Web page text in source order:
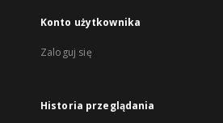
Konto użytkownika
Zaloguj się
Historia przeglądania